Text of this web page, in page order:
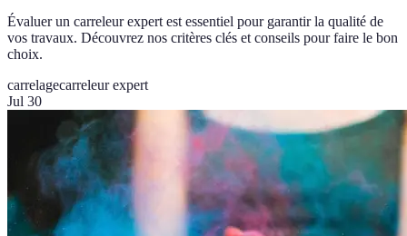
Évaluer un carreleur expert est essentiel pour garantir la qualité de
vos travaux. Découvrez nos critères clés et conseils pour faire le bon
choix.
carrelagecarreleur expert
Jul 30